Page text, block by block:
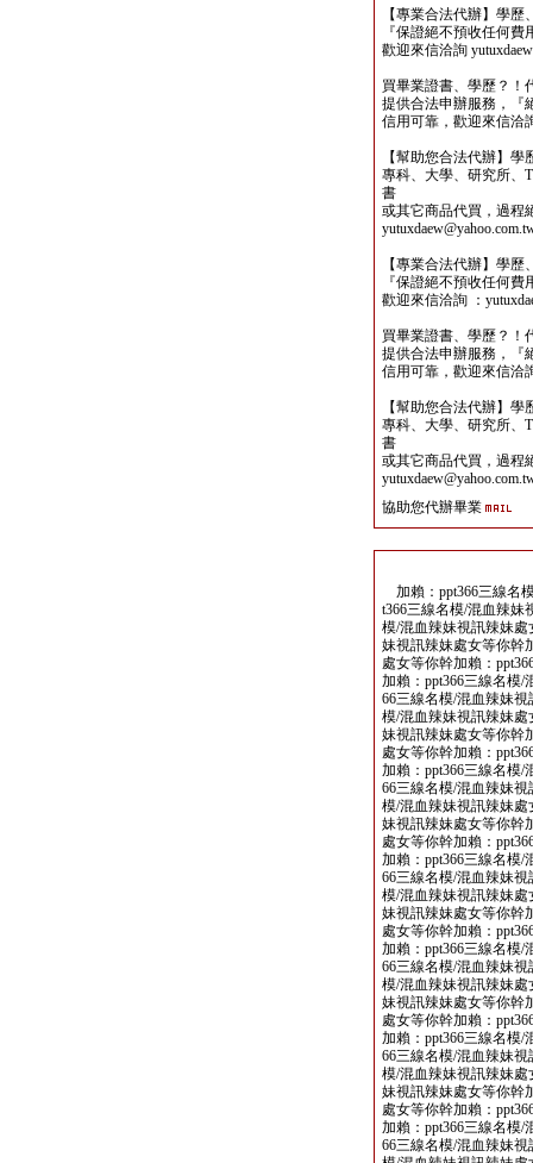
【專業合法代辦】學
『保證絕不預收任何
歡迎來信洽詢
買畢業證書、學歷？！
提供合法申辦服務，『
信用可靠，歡迎來信洽
【幫助您合法代辦】
專科、大學、研究所、
書
或其它商品代買，過程
【專業合法代辦】學
『保證絕不預收任何
歡迎來信洽詢 ：
買畢業證書、學歷？！
提供合法申辦服務，『
信用可靠，歡迎來信洽
【幫助您合法代辦】
專科、大學、研究所、
書
或其它商品代買，過程
協助您代辦畢業
加賴：ppt366三線名
t366三線名模/混血辣妹
模/混血辣妹視訊辣妹處
妹視訊辣妹處女等你幹
處女等你幹加賴：
加賴：ppt366三線名模/
66三線名模/混血辣妹
模/混血辣妹視訊辣妹處
妹視訊辣妹處女等你幹
處女等你幹加賴：
加賴：ppt366三線名模/
66三線名模/混血辣妹
模/混血辣妹視訊辣妹處
妹視訊辣妹處女等你幹
處女等你幹加賴：
加賴：ppt366三線名模/
66三線名模/混血辣妹
模/混血辣妹視訊辣妹處
妹視訊辣妹處女等你幹
處女等你幹加賴：
加賴：ppt366三線名模/
66三線名模/混血辣妹
模/混血辣妹視訊辣妹處
妹視訊辣妹處女等你幹
處女等你幹加賴：
加賴：ppt366三線名模/
66三線名模/混血辣妹
模/混血辣妹視訊辣妹處
妹視訊辣妹處女等你幹
處女等你幹加賴：
加賴：ppt366三線名模/
66三線名模/混血辣妹